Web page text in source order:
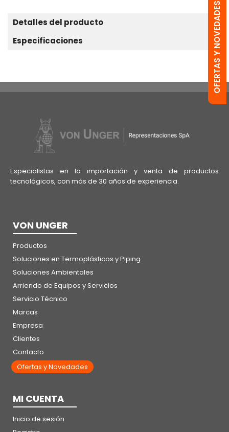
Detalles del producto
Especificaciones
Especialistas en la importación y venta de productos
tecnológicos, con más de 30 años de experiencia.
OFERTAS Y NOVEDADES
VON UNGER
Productos
Soluciones en Termoplásticos y Piping
Soluciones Ambientales
Arriendo de Equipos y Servicios
Servicio Técnico
Marcas
Empresa
Clientes
Contacto
Ofertas y Novedades
MI CUENTA
Inicio de sesión